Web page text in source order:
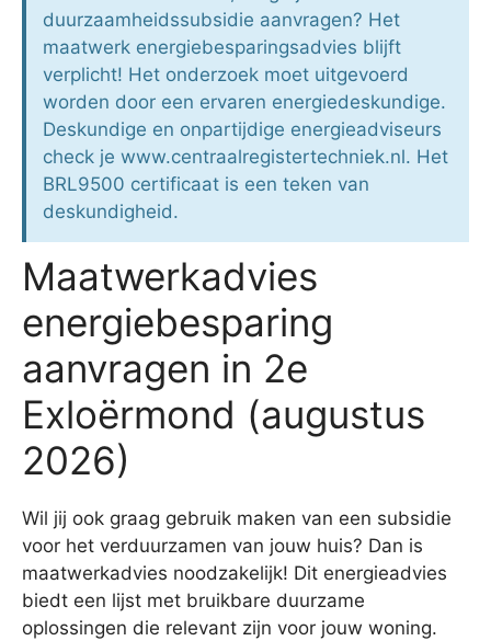
duurzaamheidssubsidie aanvragen? Het
maatwerk energiebesparingsadvies blijft
verplicht! Het onderzoek moet uitgevoerd
worden door een ervaren energiedeskundige.
Deskundige en onpartijdige energieadviseurs
check je www.centraalregistertechniek.nl. Het
BRL9500 certificaat is een teken van
deskundigheid.
Maatwerkadvies
energiebesparing
aanvragen in 2e
Exloërmond (augustus
2026)
Wil jij ook graag gebruik maken van een subsidie
voor het verduurzamen van jouw huis? Dan is
maatwerkadvies noodzakelijk! Dit energieadvies
biedt een lijst met bruikbare duurzame
oplossingen die relevant zijn voor jouw woning.